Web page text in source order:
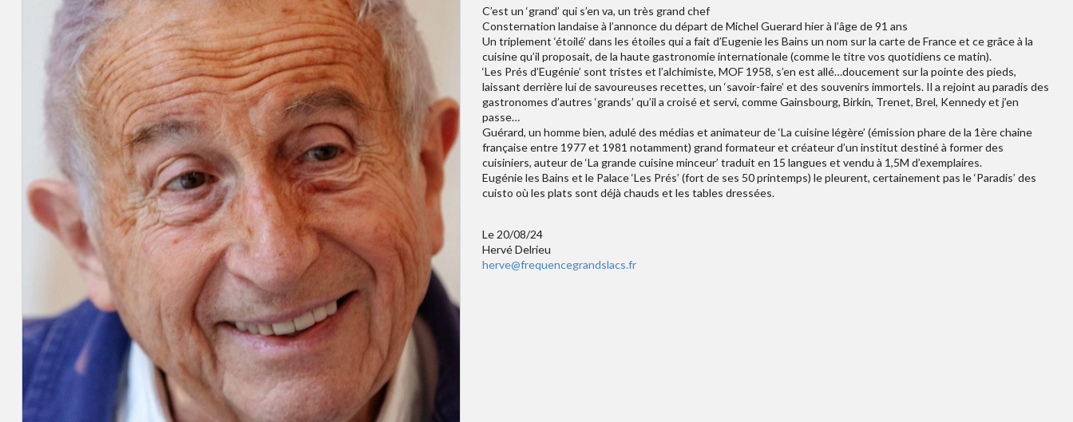
C’est un ‘grand’ qui s’en va, un très grand chef
Consternation landaise à l’annonce du départ de Michel Guerard hier à l’âge de 91 ans
Un triplement ‘étoilé’ dans les étoiles qui a fait d’Eugenie les Bains un nom sur la carte de France et ce grâce à la
cuisine qu’il proposait, de la haute gastronomie internationale (comme le titre vos quotidiens ce matin).
‘Les Prés d’Eugénie’ sont tristes et l’alchimiste, MOF 1958, s’en est allé…doucement sur la pointe des pieds,
laissant derrière lui de savoureuses recettes, un ‘savoir-faire’ et des souvenirs immortels. Il a rejoint au paradis des
gastronomes d’autres ‘grands’ qu’il a croisé et servi, comme Gainsbourg, Birkin, Trenet, Brel, Kennedy et j’en
passe…
Guérard, un homme bien, adulé des médias et animateur de ‘La cuisine légère’ (émission phare de la 1ère chaine
française entre 1977 et 1981 notamment) grand formateur et créateur d’un institut destiné à former des
cuisiniers, auteur de ‘La grande cuisine minceur’ traduit en 15 langues et vendu à 1,5M d’exemplaires.
Eugénie les Bains et le Palace ‘Les Prés’ (fort de ses 50 printemps) le pleurent, certainement pas le ‘Paradis’ des
cuisto où les plats sont déjà chauds et les tables dressées.
Le 20/08/24
Hervé Delrieu
herve@frequencegrandslacs.fr